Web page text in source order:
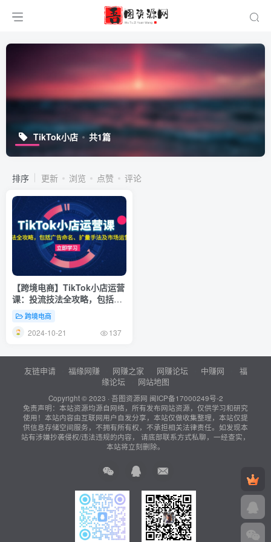
TikTok小店 共1篇
排序 更新 浏览 点赞 评论
【跨境电商】TikTok小店运营
课：投流技法全攻略，包括广
告命名 扩量手法及市场运营方
法 跨境电商
2024-10-21 137
友链申请 福缘网赚 网赚之家 网赚论坛 中赚网
福
缘论坛
网站地图
Copyright © 2023 · 吾图资源网 闽ICP备17000249号-2
免责声明：本站资源均源自网络，所有发布网站资源，仅供学习和研究
使用！本站内容由互联网用户自发分享，本站仅做收集整理，本站仅提
供信息存储空间服务，不拥有所有权，不承担相关法律责任。如发现本
站有涉嫌抄袭侵权/违法违规的内容， 请底部联系方式私聊，一经查实，
本站将立刻删除。